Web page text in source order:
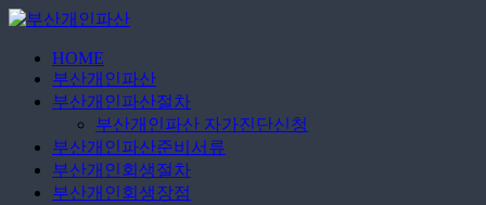
Skip
contentHOME
부산개인파산
부산개인파산절차
부산개인파산 자가진단신청
부산개인파산준비서류
부산개인회생절차
부산개인회생장점